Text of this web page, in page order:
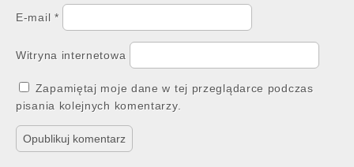
E-mail *
Witryna internetowa
Zapamiętaj moje dane w tej przeglądarce podczas
pisania kolejnych komentarzy.